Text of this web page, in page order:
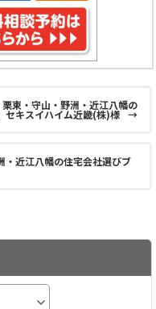
東・守山・野洲・近江八幡の
セキスイハイム近畿(株)様 →
・近江八幡の住宅会社選びブ